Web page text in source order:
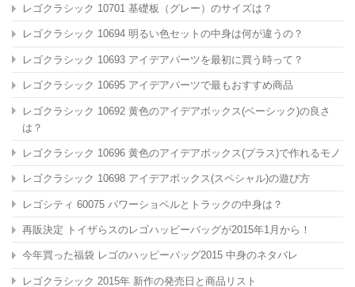
レゴクラシック 10701 基礎板（グレー）のサイズは？
レゴクラシック 10694 明るい色セットの中身は何が違うの？
レゴクラシック 10693 アイデアパーツを最初に買う時って？
レゴクラシック 10695 アイデアパーツで最もおすすめ商品
レゴクラシック 10692 黄色のアイデアボックス(ベーシック)の良さ
は？
レゴクラシック 10696 黄色のアイデアボックス(プラス)で作れるモノ
レゴクラシック 10698 アイデアボックス(スペシャル)の遊び方
レゴシティ 60075 パワーショベルとトラックの中身は？
再販決定 トイザらスのレゴハッピーバッグが2015年1月から！
今年買った福袋 レゴのハッピーバッグ2015 中身のネタバレ
レゴクラシック 2015年 新作の発売日と商品リスト